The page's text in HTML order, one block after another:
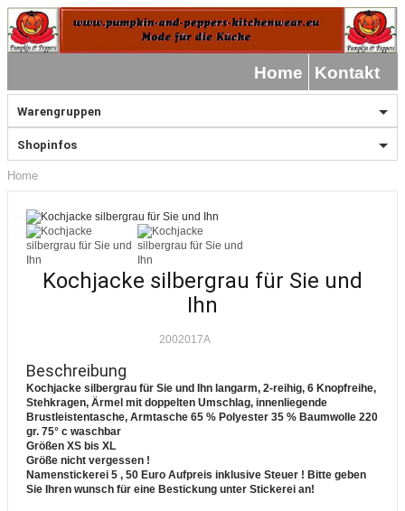
Home Kontakt
Warengruppen
Shopinfos
Home
Kochjacke silbergrau für Sie und
Ihn
2002017A
Beschreibung
Kochjacke silbergrau für Sie und Ihn langarm, 2-reihig, 6 Knopfreihe,
Stehkragen, Ärmel mit doppelten Umschlag, innenliegende
Brustleistentasche, Armtasche 65 % Polyester 35 % Baumwolle 220
gr. 75° c waschbar
Größen XS bis XL
Größe nicht vergessen !
Namenstickerei 5 , 50 Euro Aufpreis inklusive Steuer ! Bitte geben
Sie Ihren wunsch für eine Bestickung unter Stickerei an!